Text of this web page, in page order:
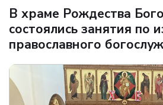
В храме Рождества
состоялись занятия по
православного